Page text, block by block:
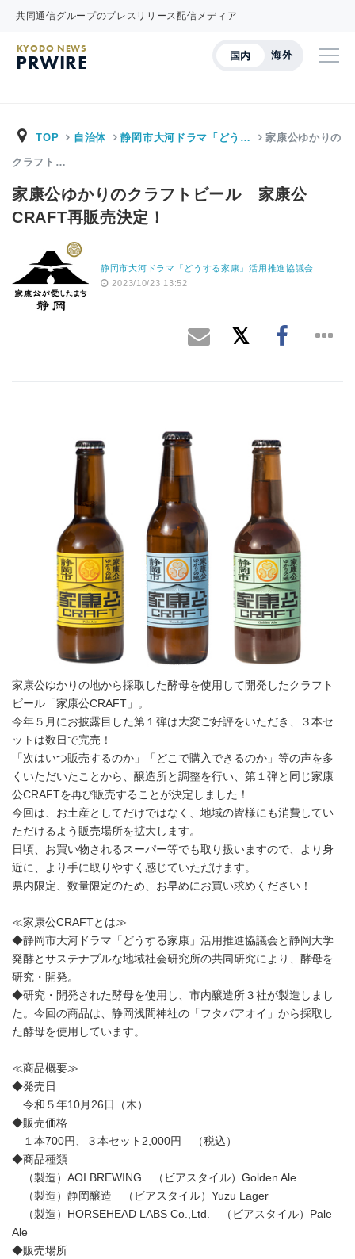
共同通信グループのプレスリリース配信メディア
国内 海外
KYODO NEWS
PRWIRE
TOP 自治体 静岡市大河ドラマ「どう… 家康公ゆかりの
クラフト…
家康公ゆかりのクラフトビール 家康公
CRAFT再販売決定！
静岡市大河ドラマ「どうする家康」活用推進協議会
2023/10/23 13:52
家康公ゆかりの地から採取した酵母を使用して開発したクラフト
ビール「家康公CRAFT」。
今年５月にお披露目した第１弾は大変ご好評をいただき、３本セ
ットは数日で完売！
「次はいつ販売するのか」「どこで購入できるのか」等の声を多
くいただいたことから、醸造所と調整を行い、第１弾と同じ家康
公CRAFTを再び販売することが決定しました！
今回は、お土産としてだけではなく、地域の皆様にも消費してい
ただけるよう販売場所を拡大します。
日頃、お買い物されるスーパー等でも取り扱いますので、より身
近に、より手に取りやすく感じていただけます。
県内限定、数量限定のため、お早めにお買い求めください！
≪家康公CRAFTとは≫
◆静岡市大河ドラマ「どうする家康」活用推進協議会と静岡大学
発酵とサステナブルな地域社会研究所の共同研究により、酵母を
研究・開発。
◆研究・開発された酵母を使用し、市内醸造所３社が製造しまし
た。今回の商品は、静岡浅間神社の「フタバアオイ」から採取し
た酵母を使用しています。
≪商品概要≫
◆発売日
令和５年10月26日（木）
◆販売価格
１本700円、３本セット2,000円 （税込）
◆商品種類
（製造）AOI BREWING （ビアスタイル）Golden Ale
（製造）静岡醸造 （ビアスタイル）Yuzu Lager
（製造）HORSEHEAD LABS Co.,Ltd. （ビアスタイル）Pale
Ale
◆販売場所